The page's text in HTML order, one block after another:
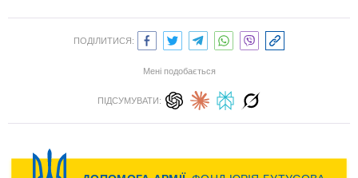
ПОДІЛИТИСЯ:
Мені подобається
ПІДСУМУВАТИ: